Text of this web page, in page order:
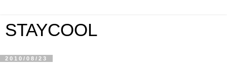
STAYCOOL
2010/08/23